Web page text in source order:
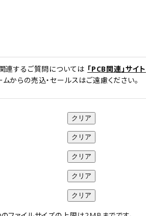
連するご質問については 「PCB関連」サイト
からの売込・セールスはご遠慮ください。